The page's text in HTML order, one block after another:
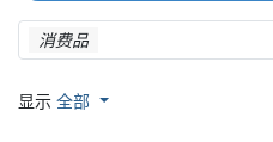
消费品
显示 全部